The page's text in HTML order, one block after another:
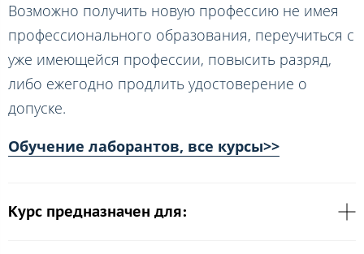
Возможно получить новую профессию не имея
профессионального образования, переучиться с
уже имеющейся профессии, повысить разряд,
либо ежегодно продлить удостоверение о
допуске.
Обучение лаборантов, все курсы>>
Курс предназначен для: